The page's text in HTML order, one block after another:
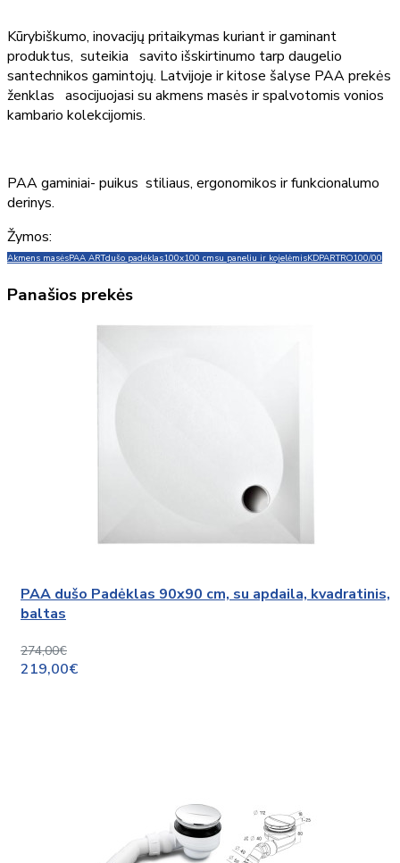
Kūrybiškumo, inovacijų pritaikymas kuriant ir gaminant
produktus, suteikia savito išskirtinumo tarp daugelio
santechnikos gamintojų. Latvijoje ir kitose šalyse PAA prekės
ženklas asocijuojasi su akmens masės ir spalvotomis vonios
kambario kolekcijomis.
PAA gaminiai- puikus stiliaus, ergonomikos ir funkcionalumo
derinys.
Žymos:
Akmens masėsPAA ARTdušo padėklas100x100 cmsu paneliu ir kojelėmisKDPARTRO100/00
Panašios prekės
PAA dušo Padėklas 90x90 cm, su apdaila, kvadratinis,
baltas
274,00€
219,00€